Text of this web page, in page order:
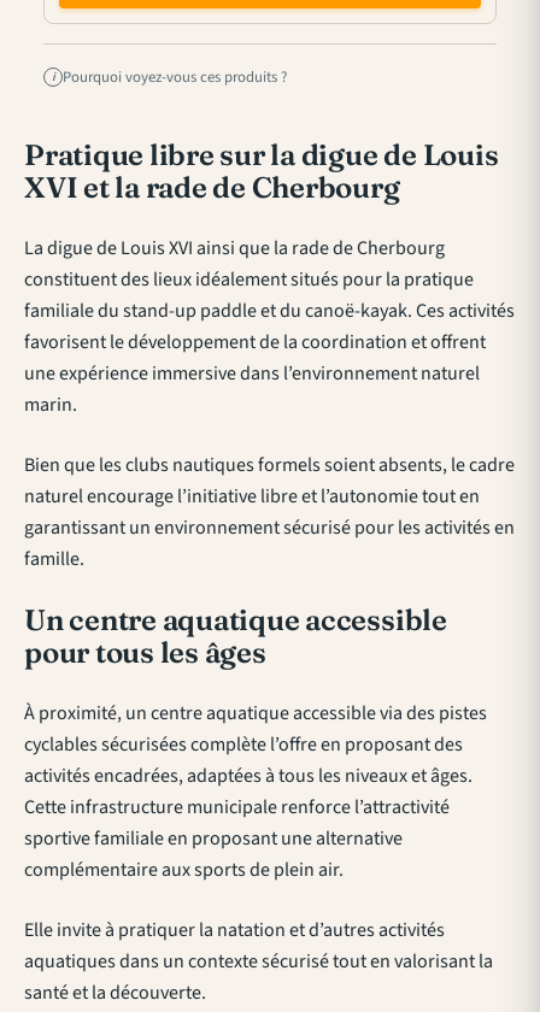
i Pourquoi voyez-vous ces produits ?
Pratique libre sur la digue de Louis
XVI et la rade de Cherbourg
La digue de Louis XVI ainsi que la rade de Cherbourg
constituent des lieux idéalement situés pour la pratique
familiale du stand-up paddle et du canoë-kayak. Ces activités
favorisent le développement de la coordination et offrent
une expérience immersive dans l’environnement naturel
marin.
Bien que les clubs nautiques formels soient absents, le cadre
naturel encourage l’initiative libre et l’autonomie tout en
garantissant un environnement sécurisé pour les activités en
famille.
Un centre aquatique accessible
pour tous les âges
À proximité, un centre aquatique accessible via des pistes
cyclables sécurisées complète l’offre en proposant des
activités encadrées, adaptées à tous les niveaux et âges.
Cette infrastructure municipale renforce l’attractivité
sportive familiale en proposant une alternative
complémentaire aux sports de plein air.
Elle invite à pratiquer la natation et d’autres activités
aquatiques dans un contexte sécurisé tout en valorisant la
santé et la découverte.